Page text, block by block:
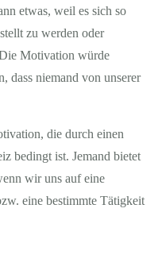
etwas, weil es sich so
zu werden oder
Motivation würde
dass niemand von unserer
die durch einen
bedingt ist. Jemand bietet
wir uns auf eine
eine bestimmte Tätigkeit